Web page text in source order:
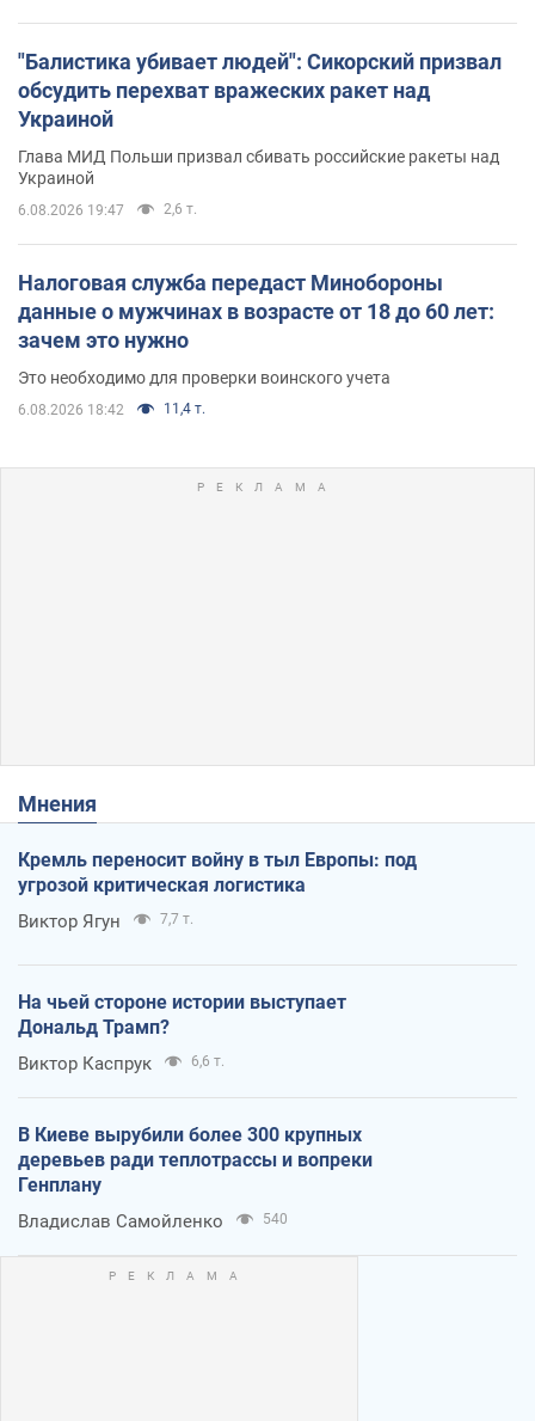
"Балистика убивает людей": Сикорский призвал
обсудить перехват вражеских ракет над
Украиной
Глава МИД Польши призвал сбивать российские ракеты над
Украиной
6.08.2026 19:47 2,6 т.
Налоговая служба передаст Минобороны
данные о мужчинах в возрасте от 18 до 60 лет:
зачем это нужно
Это необходимо для проверки воинского учета
6.08.2026 18:42 11,4 т.
Мнения
Кремль переносит войну в тыл Европы: под
угрозой критическая логистика
Виктор Ягун 7,7 т.
На чьей стороне истории выступает
Дональд Трамп?
Виктор Каспрук 6,6 т.
В Киеве вырубили более 300 крупных
деревьев ради теплотрассы и вопреки
Генплану
Владислав Самойленко 540